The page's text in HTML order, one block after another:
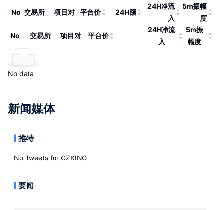
No 交易所 项目对 平台价 24H额
24H净流
入
5m振幅
度
No 交易所 项目对 平台价
24H净流
入
5m振
幅度
No data
新闻媒体
推特
No Tweets for CZKING
要闻